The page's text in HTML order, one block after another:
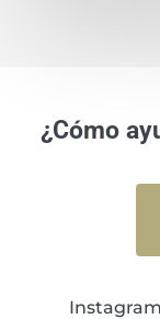
¿Cómo
Instagram